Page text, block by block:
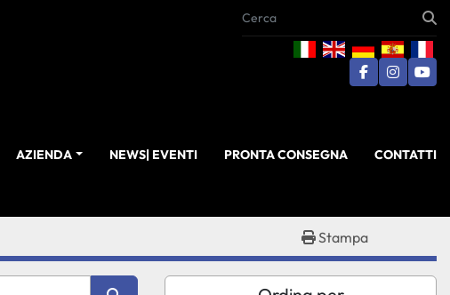
facebook
NEWS| EVENTI PRONTA CONSEGNA
AZIENDA CONTATTI
Stampa